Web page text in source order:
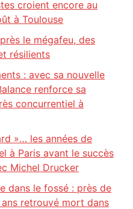
croient encore au
à Toulouse
le mégafeu, des
résilients
: avec sa nouvelle
renforce sa
concurrentiel à
»… les années de
à Paris avant le succès
Michel Drucker
dans le fossé : près de
retrouvé mort dans